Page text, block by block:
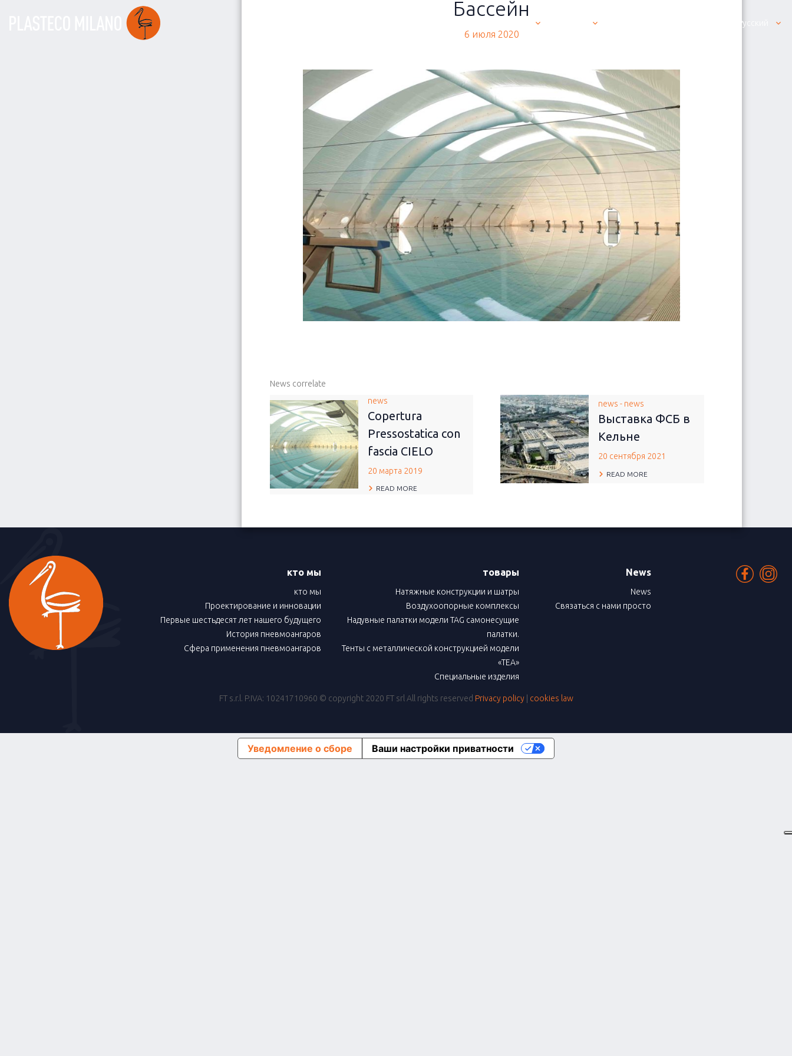
Русский
Бассейн
6 июля 2020
News correlate
news
Copertura
Pressostatica con
fascia CIELO
20 марта 2019
READ MORE
news - news
Выставка ФСБ в
Кельне
20 сентября 2021
READ MORE
кто мы
кто мы
Проектирование и инновации
Первые шестьдесят лет нашего будущего
История пневмоангаров
Сфера применения пневмоангаров
товары
Натяжные конструкции и шатры
Воздухоопорные комплексы
Надувные палатки модели TAG самонесущие
палатки.
Тенты с металлической конструкцией модели
«TEA»
Специальные изделия
News
News
Связаться с нами просто
FT s.r.l. P.IVA: 10241710960 © copyright 2020 FT srl All rights reserved Privacy policy| cookies law
Уведомление о сборе Ваши настройки приватности